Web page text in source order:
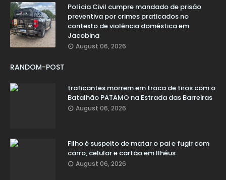
Polícia Civil cumpre mandado de prisão
preventiva por crimes praticados no
contexto de violência doméstica em
Jacobina
August 06, 2026
RANDOM-POST
traficantes morrem em troca de tiros com o
Batalhão PATAMO na Estrada das Barreiras
August 06, 2026
Filho é suspeito de matar o pai e fugir com
carro, celular e cartão em Ilhéus
August 06, 2026